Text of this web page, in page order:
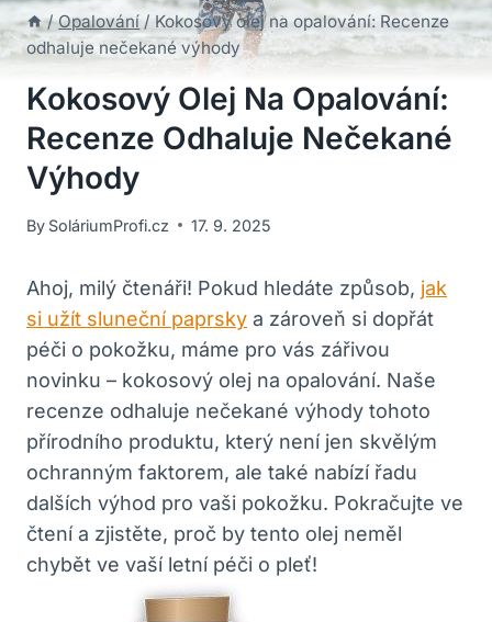
/ Opalování / Kokosový olej na opalování: Recenze
odhaluje nečekané výhody
Kokosový Olej Na Opalování:
Recenze Odhaluje Nečekané
Výhody
By SoláriumProfi.cz 17. 9. 2025
Ahoj, milý čtenáři! Pokud hledáte způsob, jak
si užít sluneční paprsky a zároveň si dopřát
péči o pokožku, máme pro vás zářivou
novinku – kokosový olej na opalování. Naše
recenze odhaluje nečekané výhody tohoto
přírodního produktu, který není jen skvělým
ochranným faktorem, ale také nabízí řadu
dalších výhod pro vaši pokožku. Pokračujte ve
čtení a zjistěte, proč by tento olej neměl
chybět ve vaší letní péči o pleť!